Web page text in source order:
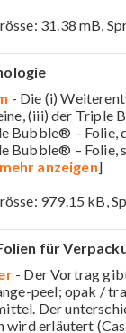
31.38 mB,
- Die (i)
(iii) der Triple
Bubble® – Folie,
Bubble® –
mehr anzeigen]
979.15 kB,
für
- Der Vortrag
peel; opak /
Der
wird erläutert